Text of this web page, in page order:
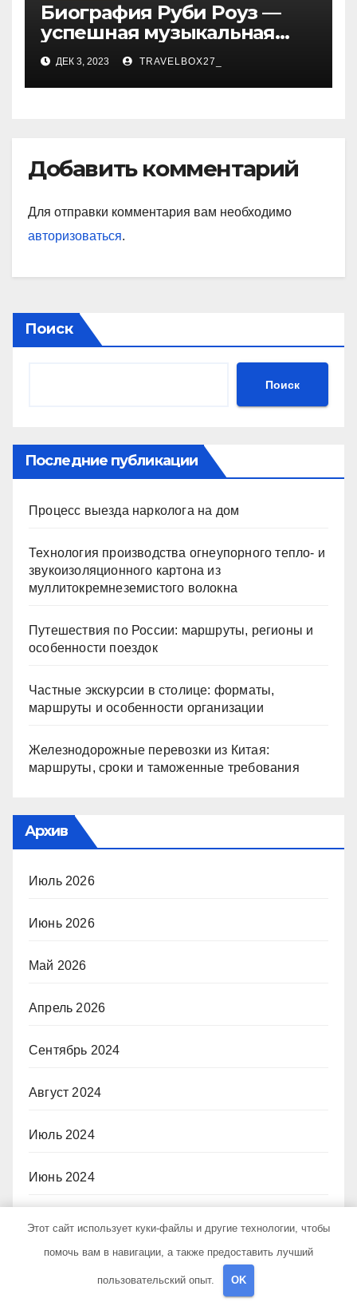
Биография Руби Роуз —
успешная музыкальная
карьера, личная жизнь и
знаковые достижения
ДЕК 3, 2023 TRAVELBOX27_
Добавить комментарий
Для отправки комментария вам необходимо
авторизоваться.
Поиск
Поиск
Последние публикации
Процесс выезда нарколога на дом
Технология производства огнеупорного тепло- и
звукоизоляционного картона из
муллитокремнеземистого волокна
Путешествия по России: маршруты, регионы и
особенности поездок
Частные экскурсии в столице: форматы,
маршруты и особенности организации
Железнодорожные перевозки из Китая:
маршруты, сроки и таможенные требования
Архив
Июль 2026
Июнь 2026
Май 2026
Апрель 2026
Сентябрь 2024
Август 2024
Июль 2024
Июнь 2024
Этот сайт использует куки-файлы и другие технологии, чтобы
помочь вам в навигации, а также предоставить лучший
пользовательский опыт. OK